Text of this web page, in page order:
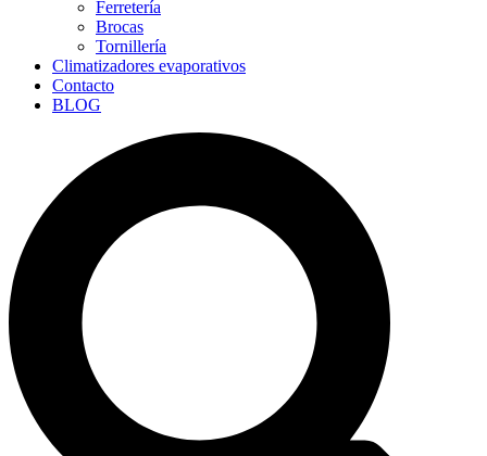
Ferretería
Brocas
Tornillería
Climatizadores evaporativos
Contacto
BLOG